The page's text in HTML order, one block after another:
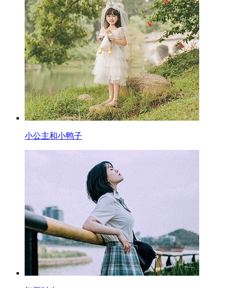
小公主和小鸭子